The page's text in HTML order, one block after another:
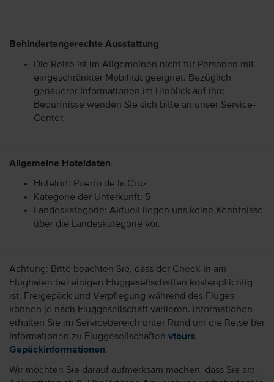
Behindertengerechte Ausstattung
Die Reise ist im Allgemeinen nicht für Personen mit
eingeschränkter Mobilität geeignet. Bezüglich
genauerer Informationen im Hinblick auf Ihre
Bedürfnisse wenden Sie sich bitte an unser Service-
Center.
Allgemeine Hoteldaten
Hotelort: Puerto de la Cruz
Kategorie der Unterkunft: 5
Landeskategorie: Aktuell liegen uns keine Kenntnisse
über die Landeskategorie vor.
Achtung: Bitte beachten Sie, dass der Check-In am
Flughafen bei einigen Fluggesellschaften kostenpflichtig
ist. Freigepäck und Verpflegung während des Fluges
können je nach Fluggesellschaft variieren. Informationen
erhalten Sie im Servicebereich unter Rund um die Reise bei
Informationen zu Fluggesellschaften vtours
Gepäckinformationen.
Wir möchten Sie darauf aufmerksam machen, dass Sie am